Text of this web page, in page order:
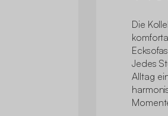
Die
Jedes
Alltag